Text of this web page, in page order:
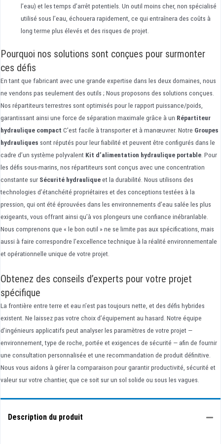
l’eau) et les temps d’arrêt potentiels. Un outil moins cher, non spécialisé
utilisé sous l’eau, échouera rapidement, ce qui entraînera des coûts à
long terme plus élevés et des risques de projet.
Pourquoi nos solutions sont conçues pour surmonter
ces défis
En tant que fabricant avec une grande expertise dans les deux domaines, nous
ne vendons pas seulement des outils ; Nous proposons des solutions conçues.
Nos répartiteurs terrestres sont optimisés pour le rapport puissance/poids,
garantissant ainsi une force de séparation maximale grâce à un Répartiteur
hydraulique compact C’est facile à transporter et à manœuvrer. Notre Groupes
hydrauliques sont réputés pour leur fiabilité et peuvent être configurés dans le
cadre d’un système polyvalent Kit d’alimentation hydraulique portable. Pour
les défis sous-marins, nos répartiteurs sont conçus avec une concentration
constante sur Sécurité hydrauliqueet la durabilité. Nous utilisons des
technologies d’étanchéité propriétaires et des conceptions testées à la
pression, qui ont été éprouvées dans les environnements d’eau salée les plus
exigeants, vous offrant ainsi qu’à vos plongeurs une confiance inébranlable.
Nous comprenons que « le bon outil » ne se limite pas aux spécifications, mais
aussi à faire correspondre l’excellence technique à la réalité environnementale
et opérationnelle unique de votre projet.
Obtenez des conseils d’experts pour votre projet
spécifique
La frontière entre terre et eau n’est pas toujours nette, et des défis hybrides
existent. Ne laissez pas votre choix d’équipement au hasard. Notre équipe
d’ingénieurs applicatifs peut analyser les paramètres de votre projet —
environnement, type de roche, portée et exigences de sécurité — afin de fournir
une consultation personnalisée et une recommandation de produit définitive.
Nous vous aidons à gérer la comparaison pour garantir productivité, sécurité et
valeur sur votre chantier, que ce soit sur un sol solide ou sous les vagues.
Description du produit